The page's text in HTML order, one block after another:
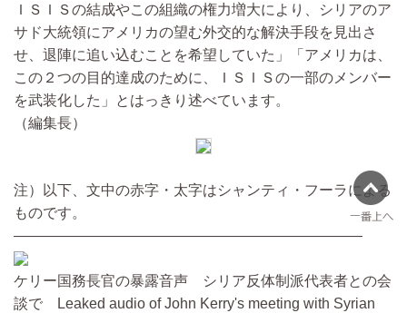
ＩＳＩＳの結成やこの組織の権力増大により、シリアのア
サド大統領にアメリカの望む外交的な解決手段を見出さ
せ、退陣に追い込むことを希望していた」「アメリカは、
この２つの目的達成のために、ＩＳＩＳの一部のメンバー
を武装化した」とはっきり述べています。
（編集長）
注）以下、文中の赤字・太字はシャンティ・フーラによる
ものです。
————————————————————————
ケリー国務長官の暴露音声 シリア反体制派代表者との会
談で Leaked audio of John Kerry's meeting with Syrian